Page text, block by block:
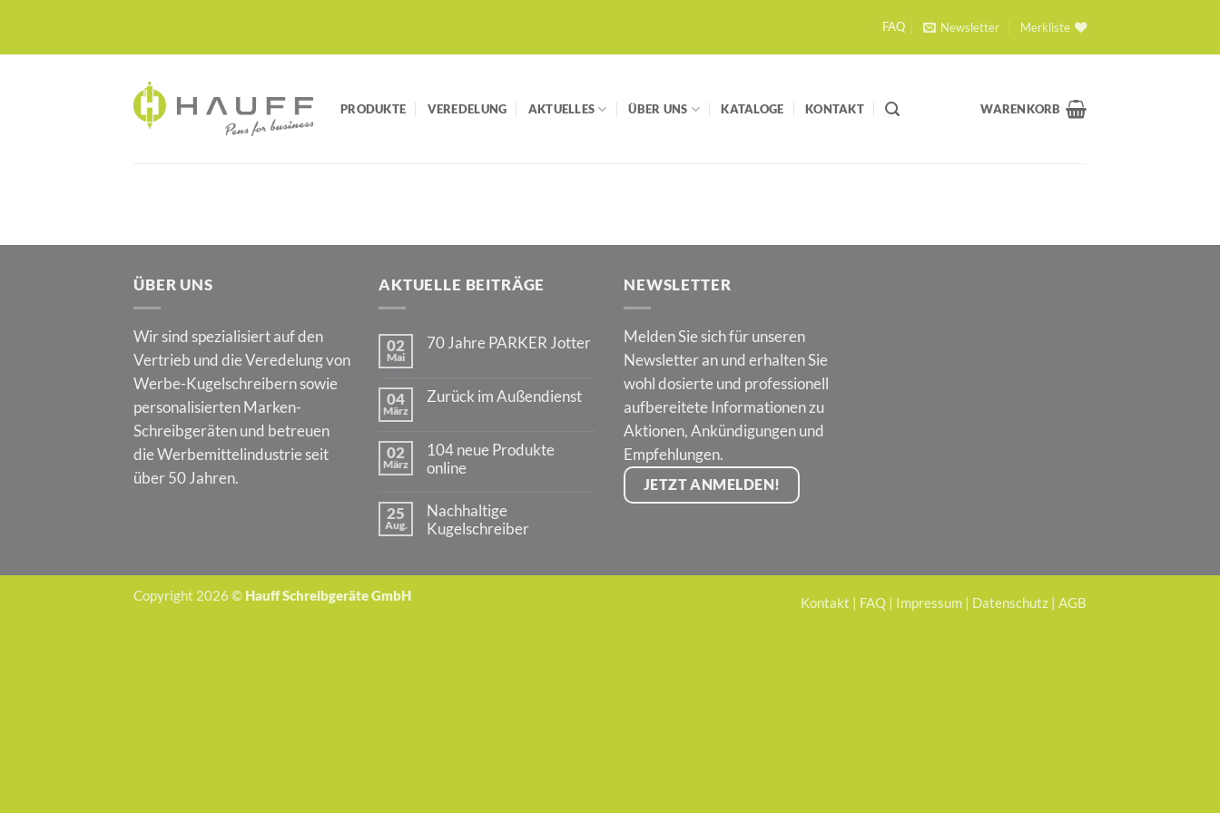
springen
FAQ Newsletter Merkliste
PRODUKTE VEREDELUNG AKTUELLES ÜBER UNS KATALOGE KONTAKT WARENKORB
ÜBER UNS
Wir sind spezialisiert auf den
Vertrieb und die Veredelung von
Werbe-Kugelschreibern sowie
personalisierten Marken-
Schreibgeräten und betreuen
die Werbemittelindustrie seit
über 50 Jahren.
AKTUELLE BEITRÄGE
02
Mai
70 Jahre PARKER Jotter
70
04
März
Zurück im Außendienst
Zurück
im
02
März
104 neue Produkte
online
zu
104
neue
25
Aug.
Nachhaltige
Kugelschreiber
zu
NEWSLETTER
Melden Sie sich für unseren
Newsletter an und erhalten Sie
wohl dosierte und professionell
aufbereitete Informationen zu
Aktionen, Ankündigungen und
Empfehlungen.
JETZT ANMELDEN!
Kontakt | FAQ | Impressum | Datenschutz | AGB
Copyright 2026 © Hauff Schreibgeräte GmbH